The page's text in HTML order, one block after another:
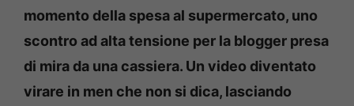
momento della spesa al supermercato, uno
scontro ad alta tensione per la blogger presa
di mira da una cassiera. Un video diventato
virare in men che non si dica, lasciando